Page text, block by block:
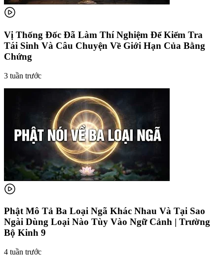
Vị Thống Đốc Đã Làm Thí Nghiệm Để Kiểm Tra
Tái Sinh Và Câu Chuyện Về Giới Hạn Của Bằng
Chứng
3 tuần trước
Phật Mô Tả Ba Loại Ngã Khác Nhau Và Tại Sao
Ngài Dùng Loại Nào Tùy Vào Ngữ Cảnh | Trường
Bộ Kinh 9
4 tuần trước